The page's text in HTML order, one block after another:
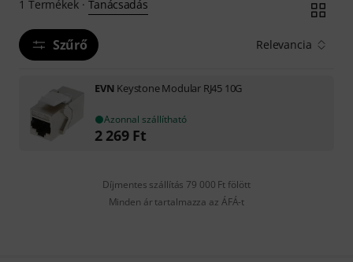
1 Termékek· Tanácsadás
Szűrő Relevancia
EVN Keystone Modular RJ45 10G
Azonnal szállítható
2 269 Ft
Díjmentes szállítás 79 000 Ft fölött
Minden ár tartalmazza az ÁFÁ-t